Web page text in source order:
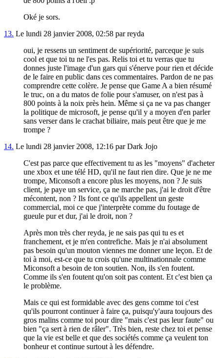
Oké je sors.
13. Le lundi 28 janvier 2008, 02:58 par reyda
oui, je ressens un sentiment de supériorité, parceque je suis
cool et que toi tu ne l'es pas. Relis toi et tu verras que tu
donnes juste l'image d'un gars qui s'énerve pour rien et décide
de le faire en public dans ces commentaires. Pardon de ne pas
comprendre cette colère. Je pense que Game A a bien résumé
le truc, on a du matos de folie pour s'amuser, on n'est pas à
800 points à la noix près hein. Même si ça ne va pas changer
la politique de microsoft, je pense qu'il y a moyen d'en parler
sans verser dans le crachat biliaire, mais peut être que je me
trompe ?
14. Le lundi 28 janvier 2008, 12:16 par Dark Jojo
C'est pas parce que effectivement tu as les "moyens" d'acheter
une xbox et une télé HD, qu'il ne faut rien dire. Que je ne me
trompe, Miconsoft a encore plus les moyens, non ? Je suis
client, je paye un service, ça ne marche pas, j'ai le droit d'être
mécontent, non ? Ils font ce qu'ils appellent un geste
commercial, moi ce que j'interprète comme du foutage de
gueule pur et dur, j'ai le droit, non ?
Après mon très cher reyda, je ne sais pas qui tu es et
franchement, et je m'en contrefiche. Mais je n'ai absolument
pas besoin qu'un mouton viennes me donner une leçon. Et de
toi à moi, est-ce que tu crois qu'une multinationnale comme
Miconsoft a besoin de ton soutien. Non, ils s'en foutent.
Comme ils s'en foutent qu'on soit pas content. Et c'est bien ça
le problème.
Mais ce qui est formidable avec des gens comme toi c'est
qu'ils pourront continuer à faire ça, puisqu'y'aura toujours des
gros malins comme toi pour dire "mais c'est pas leur faute" ou
bien "ça sert à rien de râler". Très bien, reste chez toi et pense
que la vie est belle et que des sociétés comme ça veulent ton
bonheur et continue surtout à les défendre.